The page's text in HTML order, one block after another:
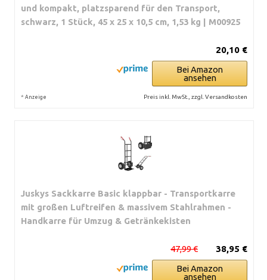
und kompakt, platzsparend für den Transport,
schwarz, 1 Stück, 45 x 25 x 10,5 cm, 1,53 kg | M00925
20,10 €
Bei Amazon
ansehen
* Anzeige Preis inkl. MwSt., zzgl. Versandkosten
Juskys Sackkarre Basic klappbar - Transportkarre
mit großen Luftreifen & massivem Stahlrahmen -
Handkarre für Umzug & Getränkekisten
38,95 €
47,99 €
Bei Amazon
ansehen